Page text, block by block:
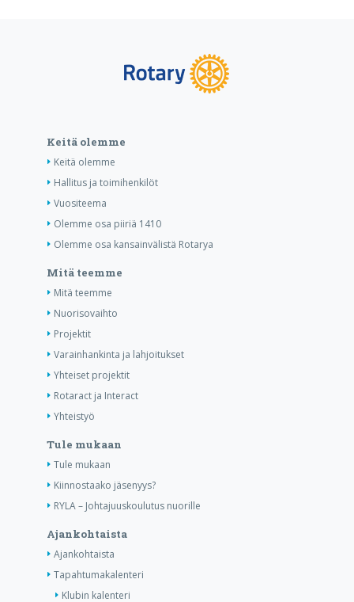
Keitä olemme
Keitä olemme
Hallitus ja toimihenkilöt
Vuositeema
Olemme osa piiriä 1410
Olemme osa kansainvälistä Rotarya
Mitä teemme
Mitä teemme
Nuorisovaihto
Projektit
Varainhankinta ja lahjoitukset
Yhteiset projektit
Rotaract ja Interact
Yhteistyö
Tule mukaan
Tule mukaan
Kiinnostaako jäsenyys?
RYLA – Johtajuuskoulutus nuorille
Ajankohtaista
Ajankohtaista
Tapahtumakalenteri
Klubin kalenteri